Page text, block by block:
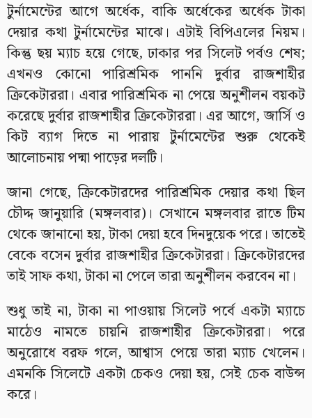
টুর্নামেন্টের আগে অর্ধেক, বাকি অর্ধেকের অর্ধেক টাকা
দেয়ার কথা টুর্নামেন্টের মাঝে। এটাই বিপিএলের নিয়ম।
কিন্তু ছয় ম্যাচ হয়ে গেছে, ঢাকার পর সিলেট পর্বও শেষ;
এখনও কোনো পারিশ্রমিক পাননি দুর্বার রাজশাহীর
ক্রিকেটাররা। এবার পারিশ্রমিক না পেয়ে অনুশীলন বয়কট
করেছে দুর্বার রাজশাহীর ক্রিকেটাররা। এর আগে, জার্সি ও
কিট ব্যাগ দিতে না পারায় টুর্নামেন্টের শুরু থেকেই
আলোচনায় পদ্মা পাড়ের দলটি।
জানা গেছে, ক্রিকেটারদের পারিশ্রমিক দেয়ার কথা ছিল
চৌদ্দ জানুয়ারি (মঙ্গলবার)। সেখানে মঙ্গলবার রাতে টিম
থেকে জানানো হয়, টাকা দেয়া হবে দিনদুয়েক পরে। তাতেই
বেকে বসেন দুর্বার রাজশাহীর ক্রিকেটাররা। ক্রিকেটারদের
তাই সাফ কথা, টাকা না পেলে তারা অনুশীলন করবেন না।
শুধু তাই না, টাকা না পাওয়ায় সিলেট পর্বে একটা ম্যাচে
মাঠেও নামতে চায়নি রাজশাহীর ক্রিকেটাররা। পরে
অনুরোধে বরফ গলে, আশ্বাস পেয়ে তারা ম্যাচ খেলেন।
এমনকি সিলেটে একটা চেকও দেয়া হয়, সেই চেক বাউন্স
করে।